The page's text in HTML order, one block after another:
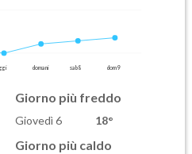
domani sab 8 dom 9
Giorno più freddo
Giovedì 6 18°
Giorno più caldo